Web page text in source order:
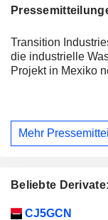
Transition
die industrielle
Projekt in Mexiko
Mehr
Beliebte
WKN Typ
CJ5GCN